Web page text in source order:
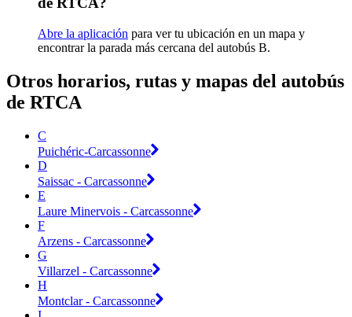
Abre la aplicación para ver tu ubicación en un mapa y
encontrar la parada más cercana del autobús B.
Otros horarios, rutas y mapas del autobús
de RTCA
C
Puichéric-Carcassonne
D
Saissac - Carcassonne
E
Laure Minervois - Carcassonne
F
Arzens - Carcassonne
G
Villarzel - Carcassonne
H
Montclar - Carcassonne